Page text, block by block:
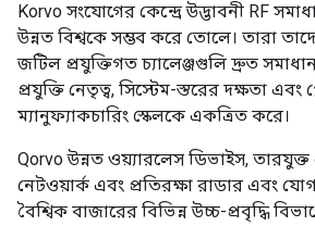
Korvo সংযোগের কেন্দ্রে উদ্ভাবনী RF
উন্নত বিশ্বকে সম্ভব করে তোলে। তারা
জটিল প্রযুক্তিগত চ্যালেঞ্জগুলি দ্রুত
প্রযুক্তি নেতৃত্ব, সিস্টেম-স্তরের দক্ষতা এবং
ম্যানুফ্যাকচারিং স্কেলকে একত্রিত করে।
Qorvo উন্নত ওয়্যারলেস ডিভাইস,
নেটওয়ার্ক এবং প্রতিরক্ষা রাডার এবং
বৈশ্বিক বাজারের বিভিন্ন উচ্চ-প্রবৃদ্ধি